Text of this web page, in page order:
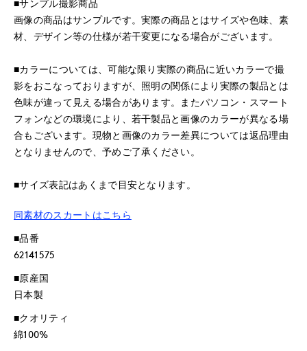
■サンプル撮影商品
画像の商品はサンプルです。実際の商品とはサイズや色味、素
材、デザイン等の仕様が若干変更になる場合がございます。
■カラーについては、可能な限り実際の商品に近いカラーで撮
影をおこなっておりますが、照明の関係により実際の製品とは
色味が違って見える場合があります。またパソコン・スマート
フォンなどの環境により、若干製品と画像のカラーが異なる場
合もございます。現物と画像のカラー差異については返品理由
となりませんので、予めご了承ください。
■サイズ表記はあくまで目安となります。
同素材のスカートはこちら
■品番
62141575
■原産国
日本製
■クオリティ
綿100%